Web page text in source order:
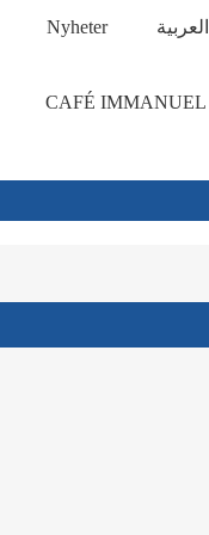
Nyheter
CAFÉ IMMANUEL